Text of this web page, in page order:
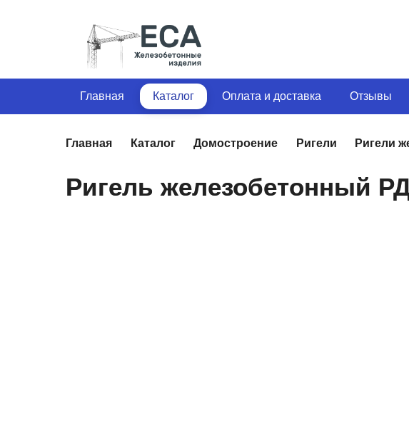
Главная Каталог Оплата и доставка Отзывы
Главная Каталог Домостроение Ригели Ригели
Ригель железобетонный